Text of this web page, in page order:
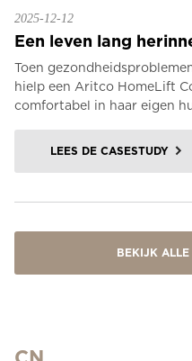
2025-12-12
Een leven lang
Toen
hielp een Aritco HomeLift
comfortabel in haar eigen
LEES DE CASESTUDY
BEKIJK ALLE